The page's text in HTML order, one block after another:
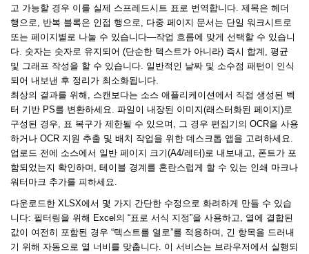
고 가능할 경우 이를 실제 스프레드시트 표로 번역합니다. 제목은 헤더
행으로, 반복 블록은 인접 행으로, 다중 페이지 문서는 단일 워크시트로
또는 페이지별로 나눌 수 있습니다—작업 흐름에 맞게 선택할 수 있습니
다. 숫자는 숫자로 유지되어 (단순한 텍스트가 아니라) 즉시 합계, 평균
및 그래프 작성을 할 수 있습니다. 일반적인 날짜 및 소수점 패턴이 인식
되어 내보낸 후 정리가 최소화됩니다.
최상의 결과를 위해, 스캔보다는 소스 애플리케이션에서 직접 생성된 벡
터 기반 PS를 변환하세요. 파일이 내장된 이미지(래스터화된 페이지)로
구성된 경우, 표 복구가 제한될 수 있으며, 그 경우 편집기의 OCR을 사용
하거나 OCR 지원 추출 및 배치 작업을 위한 데스크톱 앱을 고려하세요.
업로드 전에 소스에서 일반 페이지 크기(A4/레터)로 내보내고, 폰트가 포
함되었는지 확인하며, 테이블 경계를 혼란스럽게 할 수 있는 인쇄 마크나
워터마크 추가를 피하세요.
다운로드한 XLSX에서 몇 가지 간단한 수정으로 화려하게 만들 수 있습
니다: 필터링을 위해 Excel의 “표로 서식 지정”을 사용하고, 열에 결합된
값이 여전히 포함된 경우 “텍스트를 열로”를 적용하며, 긴 항목을 드러내
기 위해 자동으로 열 너비를 맞춥니다. 이 서비스는 브라우저에서 실행되